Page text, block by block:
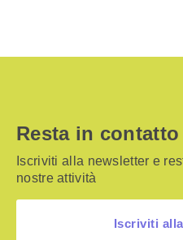
Resta in contatto
Iscriviti alla newsletter e
nostre attività
Iscriviti